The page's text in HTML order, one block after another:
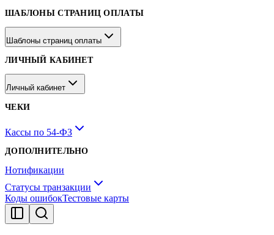
ШАБЛОНЫ СТРАНИЦ ОПЛАТЫ
Шаблоны страниц оплаты
ЛИЧНЫЙ КАБИНЕТ
Личный кабинет
ЧЕКИ
Кассы по 54-ФЗ
ДОПОЛНИТЕЛЬНО
Нотификации
Статусы транзакции
Коды ошибокТестовые карты